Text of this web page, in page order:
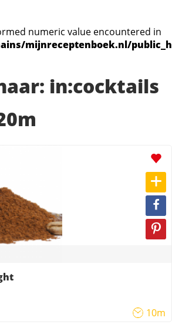
numeric value encountered in
mijnreceptenboek.nl/
in:cocktails
10m